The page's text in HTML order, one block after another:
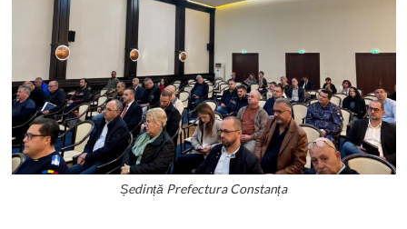
Ședință Prefectura Constanța